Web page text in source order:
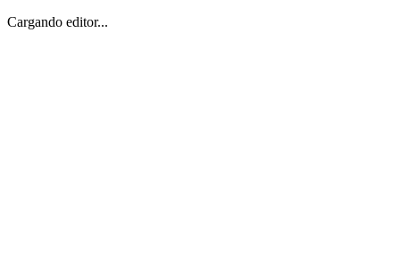
Cargando editor...